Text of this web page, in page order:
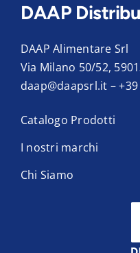
DAAP
DAAP Alimentare Srl
Via Milano 50/52,
daap@daapsrl.it –
Catalogo Prodotti
I nostri marchi
Chi Siamo